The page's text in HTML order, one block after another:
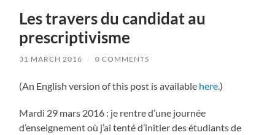
Les travers du candidat au
prescriptivisme
31 MARCH 2016 / 0 COMMENTS
(An English version of this post is available here.)
Mardi 29 mars 2016 : je rentre d’une journée
d’enseignement où j’ai tenté d’initier des étudiants de